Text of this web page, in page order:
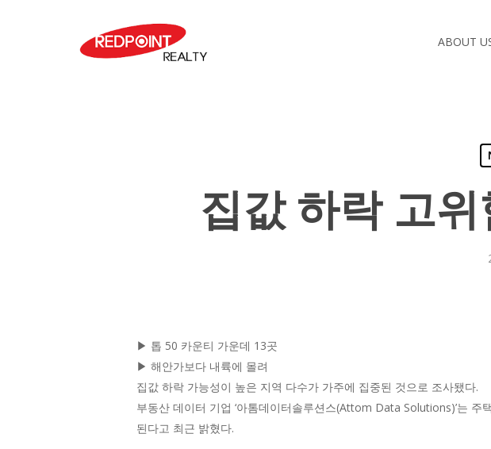
ABOUT
집값 하락 고
▶ 톱 50 카운티 가운데 13곳
▶ 해안가보다 내륙에 몰려
집값 하락 가능성이 높은 지역 다수가 가주에 집중된 것으로 조사됐다.
부동산 데이터 기업 ‘아톰데이터솔루션스(Attom Data Solutions)’는
된다고 최근 밝혔다.